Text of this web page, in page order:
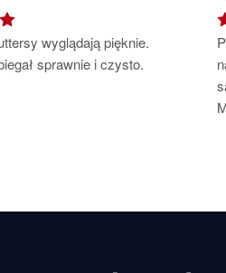
50mm oraz moskitiery
zamontowano z wielką